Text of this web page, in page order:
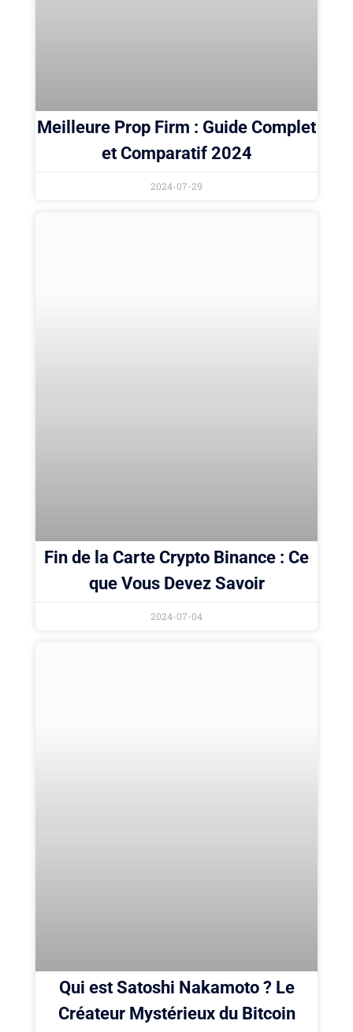
Meilleure Prop Firm : Guide Complet
et Comparatif 2024
2024-07-29
Fin de la Carte Crypto Binance : Ce
que Vous Devez Savoir
2024-07-04
Qui est Satoshi Nakamoto ? Le
Créateur Mystérieux du Bitcoin